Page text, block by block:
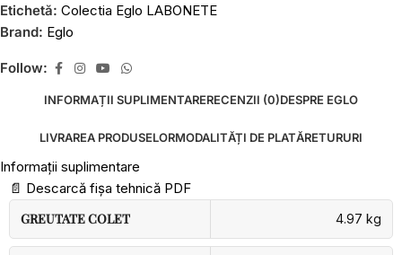
Etichetă: Colectia Eglo LABONETE
Brand: Eglo
Follow:
INFORMAȚII SUPLIMENTARERECENZII (0)DESPRE EGLO
LIVRAREA PRODUSELORMODALITĂȚI DE PLATĂRETURURI
Informații suplimentare
📄 Descarcă fișa tehnică PDF
GREUTATE COLET
4.97 kg